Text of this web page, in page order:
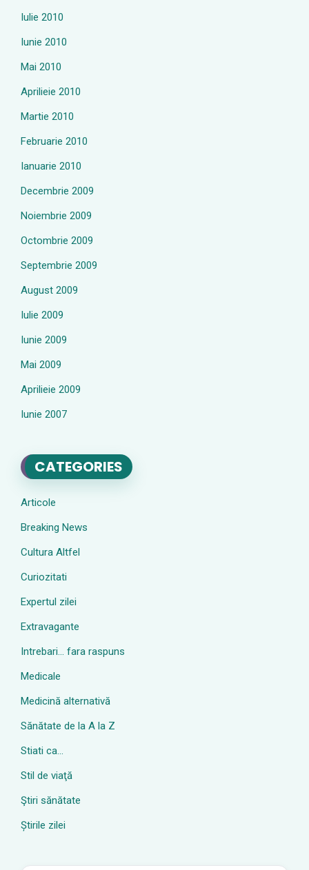
Iulie 2010
Iunie 2010
Mai 2010
Aprilieie 2010
Martie 2010
Februarie 2010
Ianuarie 2010
Decembrie 2009
Noiembrie 2009
Octombrie 2009
Septembrie 2009
August 2009
Iulie 2009
Iunie 2009
Mai 2009
Aprilieie 2009
Iunie 2007
CATEGORIES
Articole
Breaking News
Cultura Altfel
Curiozitati
Expertul zilei
Extravagante
Intrebari… fara raspuns
Medicale
Medicină alternativă
Sănătate de la A la Z
Stiati ca…
Stil de viaţă
Ştiri sănătate
Știrile zilei